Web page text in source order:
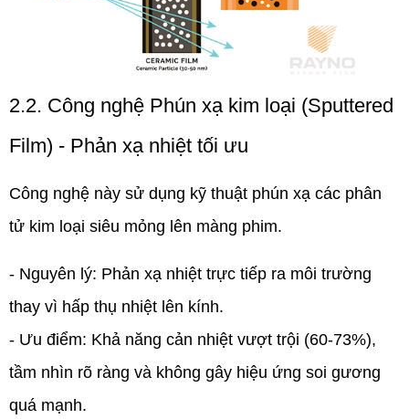
2.2. Công nghệ Phún xạ kim loại (Sputtered
Film) - Phản xạ nhiệt tối ưu
Công nghệ này sử dụng kỹ thuật phún xạ các phân
tử kim loại siêu mỏng lên màng phim.
- Nguyên lý: Phản xạ nhiệt trực tiếp ra môi trường
thay vì hấp thụ nhiệt lên kính.
- Ưu điểm: Khả năng cản nhiệt vượt trội (60-73%),
tầm nhìn rõ ràng và không gây hiệu ứng soi gương
quá mạnh.